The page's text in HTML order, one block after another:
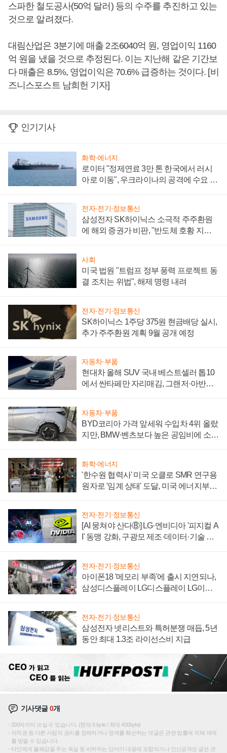
스파한 철도공사(50억 달러) 등의 수주를 추진하고 있는
것으로 알려졌다.
대림산업은 3분기에 매출 2조6040억 원, 영업이익 1160
억 원을 냈을 것으로 추정된다. 이는 지난해 같은 기간보
다 매출은 8.5%, 영업이익은 70.6% 급증하는 것이다. [비
즈니스포스트 남희헌 기자]
인기기사
화학·에너지
로이터 "정제연료 3만 톤 한국에서 러시
아로 이동", 우크라이나의 공격에 수요 늘
전자·전기·정보통신
삼성전자 SK하이닉스 소극적 주주환원
에 해외 증권가 비판, "반도체 호황 지속
사회
미국 법원 "트럼프 정부 풍력 프로젝트 동
결 조치는 위법", 해제 명령 내려
전자·전기·정보통신
SK하이닉스 1주당 375원 현금배당 실시,
추가 주주환원 계획 9월 공개 예정
자동차·부품
현대차 올해 SUV 국내 베스트셀러 톱10
에서 싼타페만 자리매김, 그랜저·아반떼
자동차·부품
BYD코리아 가격 앞세워 수입차 4위 올랐
지만, BMW·벤츠보다 높은 공임비에 소비
화학·에너지
'한수원 협력사' 미국 오클로 SMR 연구용
원자로 '임계 상태' 도달, 미국 에너지부
전자·전기·정보통신
[AI 뭉쳐야 산다⑧] LG·엔비디아 '피지컬 A
I' 동맹 강화, 구광모 제조·데이터·기술 결
전자·전기·정보통신
아이폰18 '메모리 부족'에 출시 지연되나,
삼성디스플레이 LG디스플레이 LG이노
전자·전기·정보통신
삼성전자 넷리스트와 특허분쟁 매듭, 5년
동안 최대 1.3조 라이선스비 지급
기사댓글0개
200자까지 쓰실 수 있습니다. (현재 0 byte / 최대 400byte)
저작권 등 다른 사람의 권리를 침해하거나 명예를 훼손하는 댓글은 관련 법률에 의해 제재
를 받을 수 있습니다.
타인에게 불쾌감을 주는 욕설 등 비하하는 단어가 내용에 포함되거나 인신공격성 글은 관